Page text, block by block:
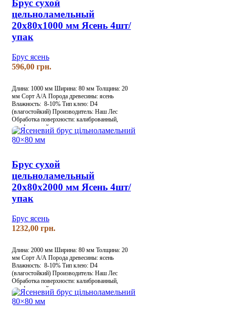
Брус сухой
цельноламельный
20х80х1000 мм Ясень 4шт/
упак
Брус ясень
грн.
Длина: 1000 мм Ширина: 80 мм Толщина: 20
мм Сорт А/А Порода древесины: ясень
Влажность: 8-10% Тип клею: D4
(влагостойкий) Производитель: Наш Лес
Обработка поверхности: калиброванный,
шлифованный
Брус сухой
цельноламельный
20х80х2000 мм Ясень 4шт/
упак
Брус ясень
грн.
Длина: 2000 мм Ширина: 80 мм Толщина: 20
мм Сорт А/А Порода древесины: ясень
Влажность: 8-10% Тип клею: D4
(влагостойкий) Производитель: Наш Лес
Обработка поверхности: калиброванный,
шлифованный